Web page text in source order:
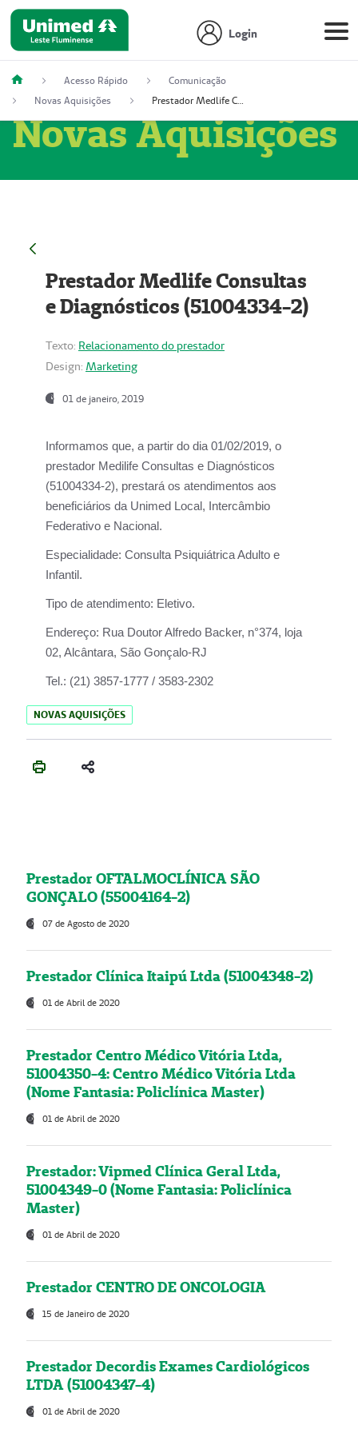
Login
Acesso Rápido
Comunicação
Novas Aquisições
Prestador Medlife Consultas e Diagnósticos (51004334-2)
Novas Aquisições
Prestador Medlife Consultas
e Diagnósticos (51004334-2)
Texto: Relacionamento do prestador
Design: Marketing
01 de janeiro, 2019
Informamos que, a partir do dia 01/02/2019, o
prestador Medilife Consultas e Diagnósticos
(51004334-2), prestará os atendimentos aos
beneficiários da Unimed Local, Intercâmbio
Federativo e Nacional.
Especialidade: Consulta Psiquiátrica Adulto e
Infantil.
Tipo de atendimento: Eletivo.
Endereço: Rua Doutor Alfredo Backer, n°374, loja
02, Alcântara, São Gonçalo-RJ
Tel.: (21) 3857-1777 / 3583-2302
NOVAS AQUISIÇÕES
Prestador OFTALMOCLÍNICA SÃO
GONÇALO (55004164-2)
07 de Agosto de 2020
Prestador Clínica Itaipú Ltda (51004348-2)
01 de Abril de 2020
Prestador Centro Médico Vitória Ltda,
51004350-4: Centro Médico Vitória Ltda
(Nome Fantasia: Policlínica Master)
01 de Abril de 2020
Prestador: Vipmed Clínica Geral Ltda,
51004349-0 (Nome Fantasia: Policlínica
Master)
01 de Abril de 2020
Prestador CENTRO DE ONCOLOGIA
15 de Janeiro de 2020
Prestador Decordis Exames Cardiológicos
LTDA (51004347-4)
01 de Abril de 2020